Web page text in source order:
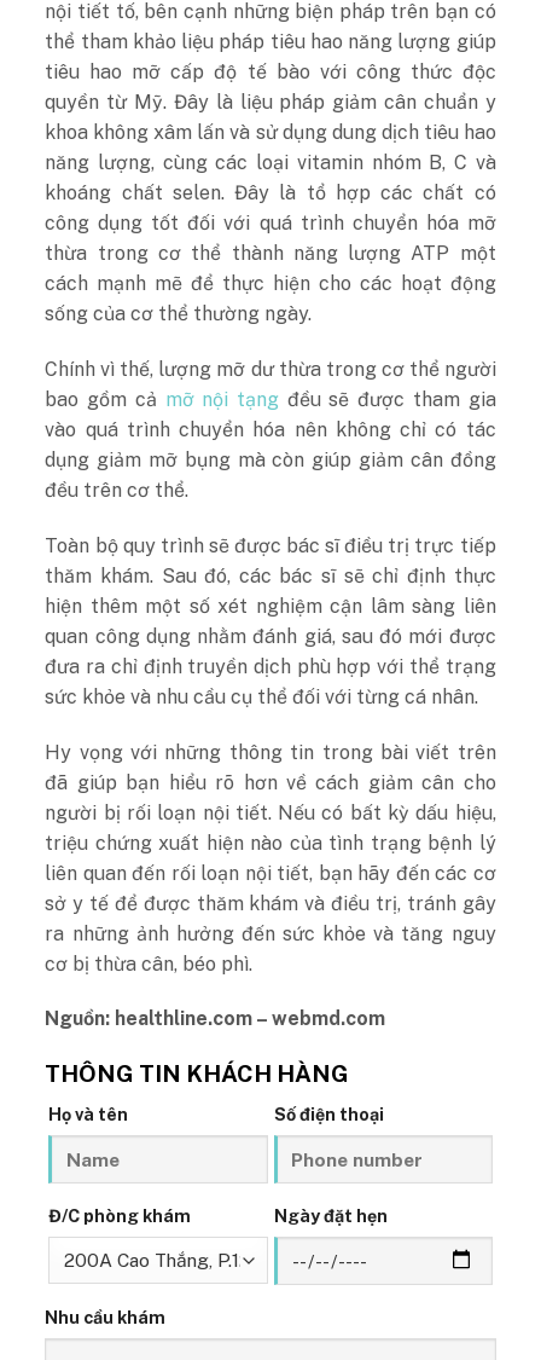
nội tiết tố, bên cạnh những biện pháp trên bạn có
thể tham khảo liệu pháp tiêu hao năng lượng giúp
tiêu hao mỡ cấp độ tế bào với công thức độc
quyền từ Mỹ. Đây là liệu pháp giảm cân chuẩn y
khoa không xâm lấn và sử dụng dung dịch tiêu hao
năng lượng, cùng các loại vitamin nhóm B, C và
khoáng chất selen. Đây là tổ hợp các chất có
công dụng tốt đối với quá trình chuyển hóa mỡ
thừa trong cơ thể thành năng lượng ATP một
cách mạnh mẽ để thực hiện cho các hoạt động
sống của cơ thể thường ngày.
Chính vì thế, lượng mỡ dư thừa trong cơ thể người
bao gồm cả mỡ nội tạng đều sẽ được tham gia
vào quá trình chuyển hóa nên không chỉ có tác
dụng giảm mỡ bụng mà còn giúp giảm cân đồng
đều trên cơ thể.
Toàn bộ quy trình sẽ được bác sĩ điều trị trực tiếp
thăm khám. Sau đó, các bác sĩ sẽ chỉ định thực
hiện thêm một số xét nghiệm cận lâm sàng liên
quan công dụng nhằm đánh giá, sau đó mới được
đưa ra chỉ định truyền dịch phù hợp với thể trạng
sức khỏe và nhu cầu cụ thể đối với từng cá nhân.
Hy vọng với những thông tin trong bài viết trên
đã giúp bạn hiểu rõ hơn về cách giảm cân cho
người bị rối loạn nội tiết. Nếu có bất kỳ dấu hiệu,
triệu chứng xuất hiện nào của tình trạng bệnh lý
liên quan đến rối loạn nội tiết, bạn hãy đến các cơ
sở y tế để được thăm khám và điều trị, tránh gây
ra những ảnh hưởng đến sức khỏe và tăng nguy
cơ bị thừa cân, béo phì.
Nguồn: healthline.com – webmd.com
THÔNG TIN KHÁCH HÀNG
Họ và tên Số điện thoại
Đ/C phòng khám Ngày đặt hẹn
Nhu cầu khám